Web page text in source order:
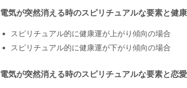
電気が突然消える時のスピリチュアルな要素と健
スピリチュアル的に健康運が上がり傾向の場合
スピリチュアル的に健康運が下がり傾向の場合
電気が突然消える時のスピリチュアルな要素と恋